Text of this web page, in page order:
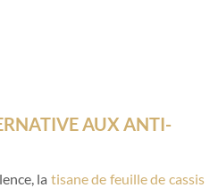
AUX ANTI-
la tisane de feuille de cassis